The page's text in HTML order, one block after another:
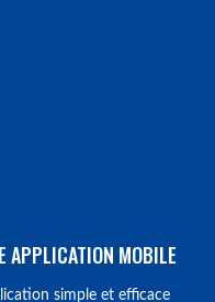
APPLICATION MOBILE
simple et efficace